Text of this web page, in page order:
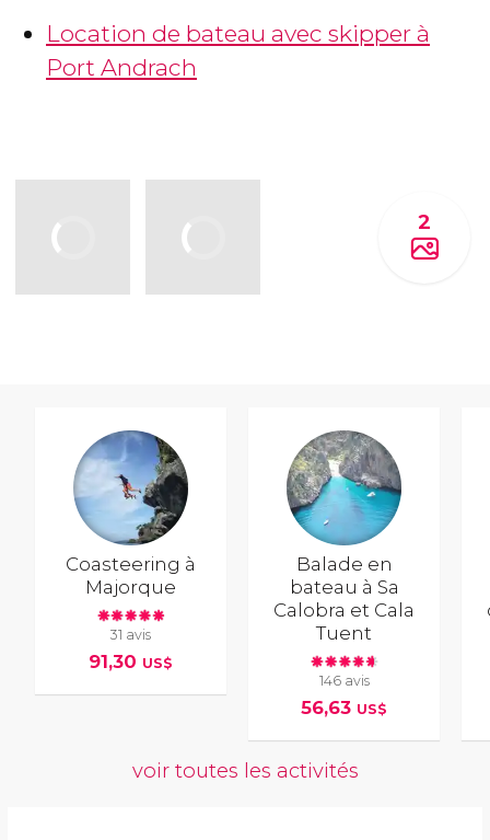
Location de bateau avec skipper à
Port Andrach
2
Coasteering à
Majorque
31 avis
91,30 US$
Balade en
bateau à Sa
Calobra et Cala
Tuent
146 avis
56,63 US$
voir toutes les activités